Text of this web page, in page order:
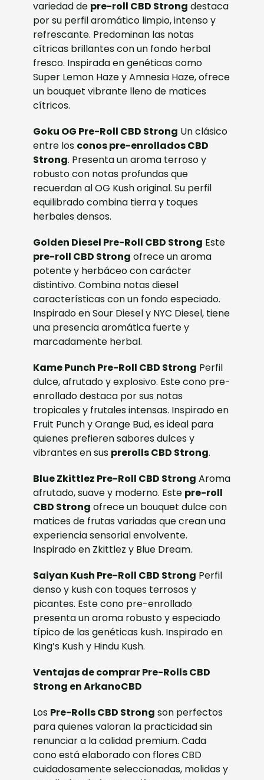
variedad de pre-roll CBD Strong destaca
por su perfil aromático limpio, intenso y
refrescante. Predominan las notas
cítricas brillantes con un fondo herbal
fresco. Inspirada en genéticas como
Super Lemon Haze y Amnesia Haze, ofrece
un bouquet vibrante lleno de matices
cítricos.
Goku OG Pre-Roll CBD Strong Un clásico
entre los conos pre-enrollados CBD
Strong. Presenta un aroma terroso y
robusto con notas profundas que
recuerdan al OG Kush original. Su perfil
equilibrado combina tierra y toques
herbales densos.
Golden Diesel Pre-Roll CBD Strong Este
pre-roll CBD Strong ofrece un aroma
potente y herbáceo con carácter
distintivo. Combina notas diesel
características con un fondo especiado.
Inspirado en Sour Diesel y NYC Diesel, tiene
una presencia aromática fuerte y
marcadamente herbal.
Kame Punch Pre-Roll CBD Strong Perfil
dulce, afrutado y explosivo. Este cono pre-
enrollado destaca por sus notas
tropicales y frutales intensas. Inspirado en
Fruit Punch y Orange Bud, es ideal para
quienes prefieren sabores dulces y
vibrantes en sus prerolls CBD Strong.
Blue Zkittlez Pre-Roll CBD Strong Aroma
afrutado, suave y moderno. Este pre-roll
CBD Strong ofrece un bouquet dulce con
matices de frutas variadas que crean una
experiencia sensorial envolvente.
Inspirado en Zkittlez y Blue Dream.
Saiyan Kush Pre-Roll CBD Strong Perfil
denso y kush con toques terrosos y
picantes. Este cono pre-enrollado
presenta un aroma robusto y especiado
típico de las genéticas kush. Inspirado en
King’s Kush y Hindu Kush.
Ventajas de comprar Pre-Rolls CBD
Strong en ArkanoCBD
Los Pre-Rolls CBD Strong son perfectos
para quienes valoran la practicidad sin
renunciar a la calidad premium. Cada
cono está elaborado con flores CBD
cuidadosamente seleccionadas, molidas y